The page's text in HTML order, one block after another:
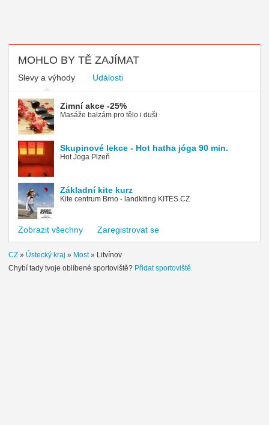
MOHLO BY TĚ ZAJÍMAT
Slevy a výhody Události
Zimní akce -25%
Masáže balzám pro tělo i duši
Skupinové lekce - Hot hatha jóga 90 min.
Hot Joga Plzeň
Základní kite kurz
Kite centrum Brno - landkiting KITES.CZ
Zobrazit všechny Zaregistrovat se
CZ » Ústecký kraj » Most» Litvínov
Chybí tady tvoje oblíbené sportoviště? Přidat sportoviště.